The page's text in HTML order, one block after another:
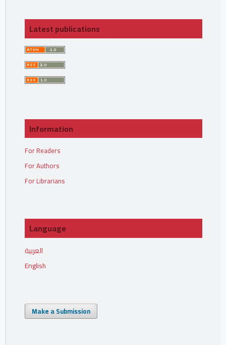
Latest publications
Information
For Readers
For Authors
For Librarians
Language
العربية
English
Make a Submission